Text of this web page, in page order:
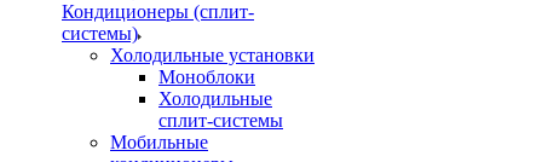
Кондиционеры (сплит-
системы)
Холодильные установки
Моноблоки
Холодильные
сплит-системы
Мобильные